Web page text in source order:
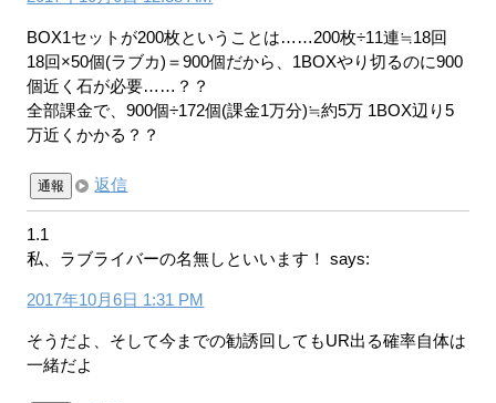
BOX1セットが200枚ということは……200枚÷11連≒18回
18回×50個(ラブカ)＝900個だから、1BOXやり切るのに900
個近く石が必要……？？
全部課金で、900個÷172個(課金1万分)≒約5万 1BOX辺り5
万近くかかる？？
通報 返信
1.1
私、ラブライバーの名無しといいます！
says:
2017年10月6日 1:31 PM
そうだよ、そして今までの勧誘回してもUR出る確率自体は
一緒だよ